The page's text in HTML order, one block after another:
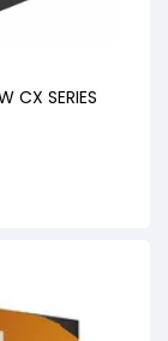
CX SERIES